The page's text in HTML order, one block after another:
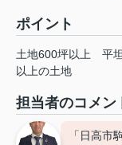
ポイント
土地600坪以上 平
以上の土地
担当者のコメン
「日高